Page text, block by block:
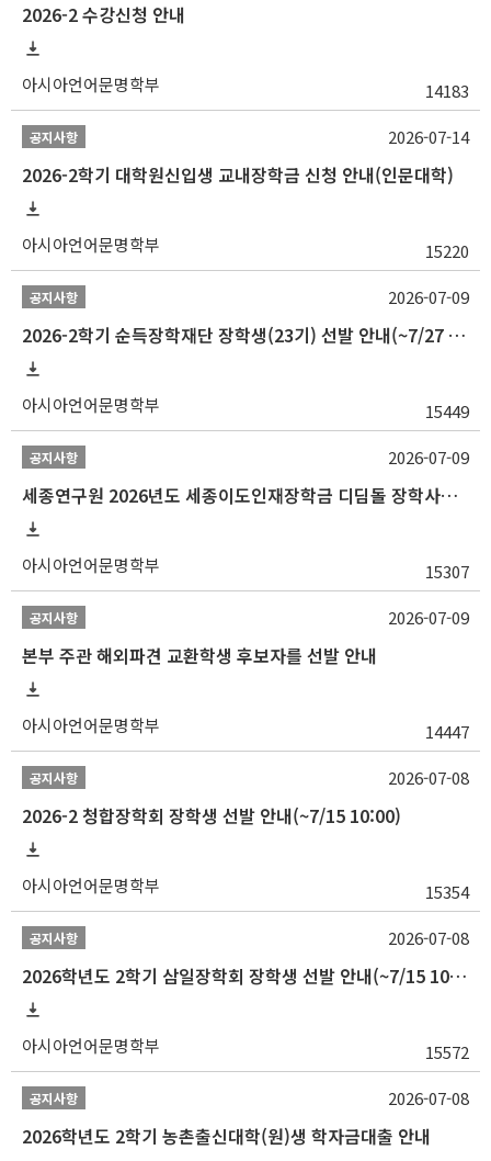
2026-2 수강신청 안내
아시아언어문명학부 14183
공지사항
2026-2학기 대학원신입생 교내장학금 신청 안내(인문대학)
아시아언어문명학부 15220
2026-07-14
공지사항
2026-2학기 순득장학재단 장학생(23기) 선발 안내(~7/27 10:00)
아시아언어문명학부 15449
2026-07-09
공지사항
세종연구원 2026년도 세종이도인재장학금 디딤돌 장학사업 학자금대출 관련분야(원금상환, 이자지원) 신청 사업 안내
아시아언어문명학부 15307
2026-07-09
공지사항
본부 주관 해외파견 교환학생 후보자를 선발 안내
아시아언어문명학부 14447
2026-07-09
공지사항
2026-2 청합장학회 장학생 선발 안내(~7/15 10:00)
아시아언어문명학부 15354
2026-07-08
공지사항
2026학년도 2학기 삼일장학회 장학생 선발 안내(~7/15 10:00)
아시아언어문명학부 15572
2026-07-08
공지사항
2026학년도 2학기 농촌출신대학(원)생 학자금대출 안내
2026-07-08